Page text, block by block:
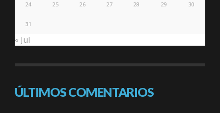
24 25 26 27 28 29 30
31
« Jul
ÚLTIMOS COMENTARIOS